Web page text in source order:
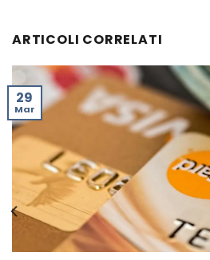
ARTICOLI CORRELATI
29
Mar